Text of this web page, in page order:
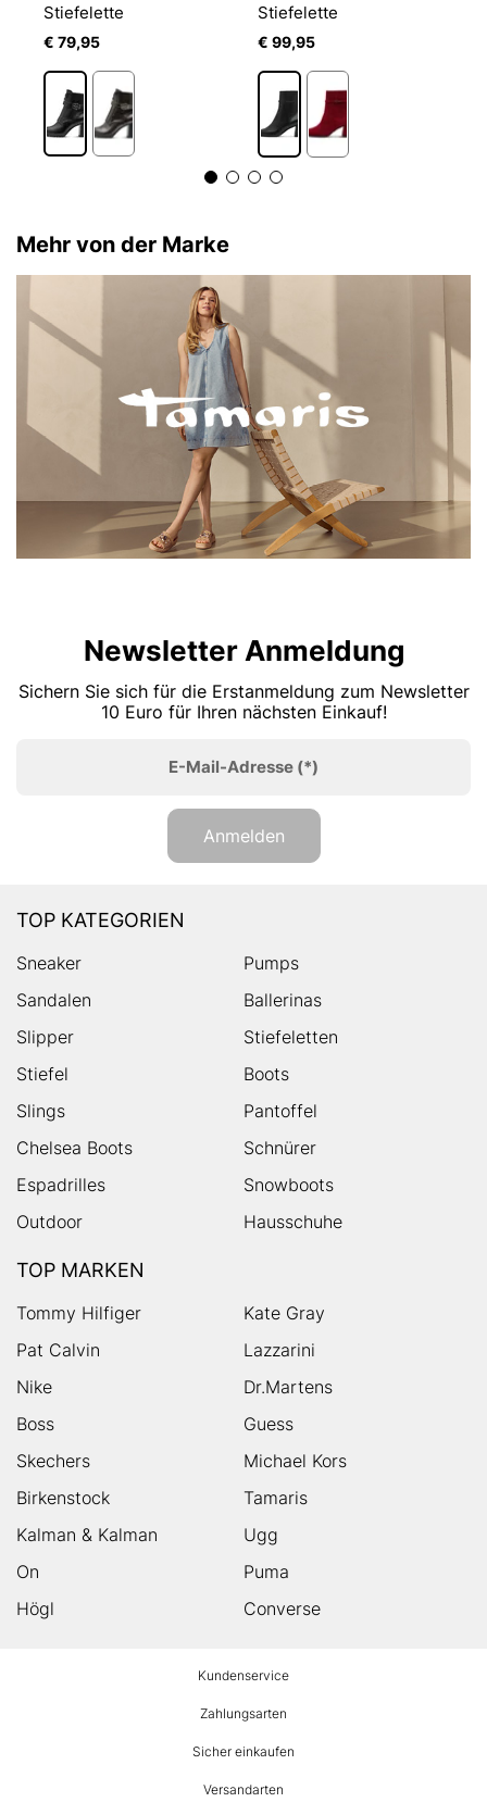
Stiefelette
€ 79,95
Stiefelette
€ 99,95
Mehr von der Marke
Newsletter Anmeldung
Sichern Sie sich für die Erstanmeldung zum Newsletter
10 Euro für Ihren nächsten Einkauf!
E-Mail-Adresse (*)
Anmelden
TOP KATEGORIEN
Sneaker
Pumps
Sandalen
Ballerinas
Slipper
Stiefeletten
Stiefel
Boots
Slings
Pantoffel
Chelsea Boots
Schnürer
Espadrilles
Snowboots
Outdoor
Hausschuhe
TOP MARKEN
Tommy Hilfiger
Kate Gray
Pat Calvin
Lazzarini
Nike
Dr.Martens
Boss
Guess
Skechers
Michael Kors
Birkenstock
Tamaris
Kalman & Kalman
Ugg
On
Puma
Högl
Converse
Kundenservice
Zahlungsarten
Sicher einkaufen
Versandarten